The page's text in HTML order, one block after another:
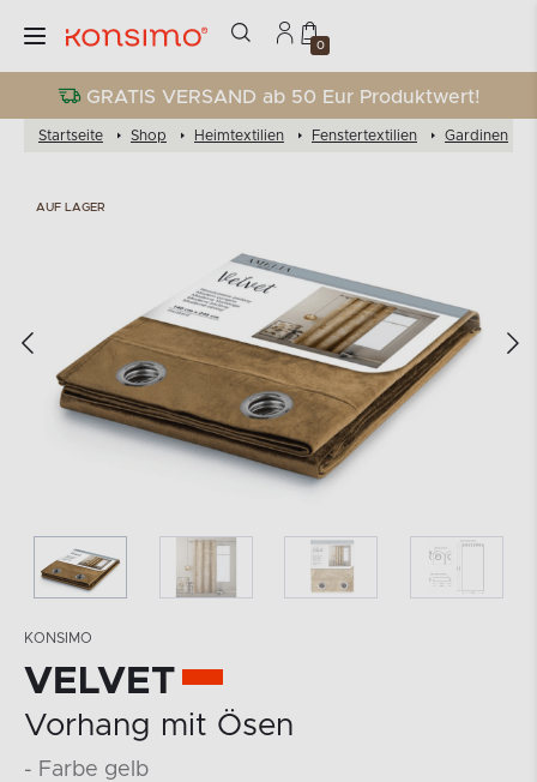
0
GRATIS VERSAND ab 50 Eur Produktwert!
Startseite Shop Heimtextilien Fenstertextilien Gardinen
AUF LAGER
KONSIMO
VELVET
Vorhang mit Ösen
- Farbe gelb